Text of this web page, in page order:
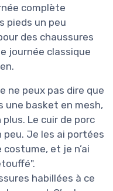
complète
pieds un peu
des chaussures
journée classique
ne peux pas dire que
une basket en mesh,
Le cuir de porc
peu. Je les ai portées
et je n’ai
habillées à ce